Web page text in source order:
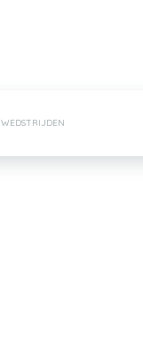
WEDSTRIJDEN